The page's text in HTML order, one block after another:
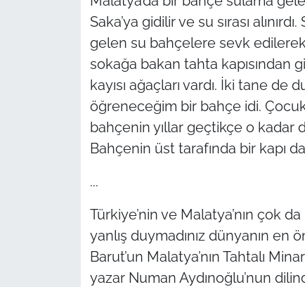
Saka’ya gidilir ve su sırası
gelen su bahçelere sevk edilerek
sokağa bakan tahta kapısından
kayısı ağaçları vardı. İki tane
öğreneceğim bir bahçe idi.
bahçenin yıllar geçtikçe o kadar
Bahçenin üst tarafında bir kapı
...
Türkiye’nin ve Malatya’nın çok
yanlış duymadınız dünyanın en
Barut’un Malatya’nın Tahtalı
yazar Numan Aydınoğlu’nun